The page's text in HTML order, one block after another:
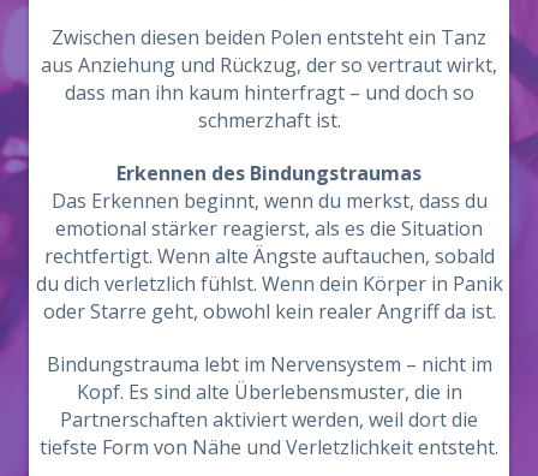
Zwischen diesen beiden Polen entsteht ein Tanz
aus Anziehung und Rückzug, der so vertraut wirkt,
dass man ihn kaum hinterfragt – und doch so
schmerzhaft ist.
Erkennen des Bindungstraumas
Das Erkennen beginnt, wenn du merkst, dass du
emotional stärker reagierst, als es die Situation
rechtfertigt. Wenn alte Ängste auftauchen, sobald
du dich verletzlich fühlst. Wenn dein Körper in Panik
oder Starre geht, obwohl kein realer Angriff da ist.
Bindungstrauma lebt im Nervensystem – nicht im
Kopf. Es sind alte Überlebensmuster, die in
Partnerschaften aktiviert werden, weil dort die
tiefste Form von Nähe und Verletzlichkeit entsteht.